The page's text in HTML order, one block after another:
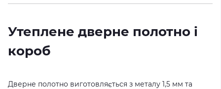
Утеплене дверне полотно і
короб
Дверне полотно виготовляється з металу 1,5 мм та